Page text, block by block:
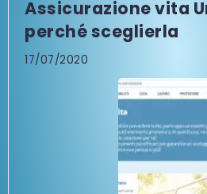
Assicurazione vita
perché sceglierla
17/07/2020